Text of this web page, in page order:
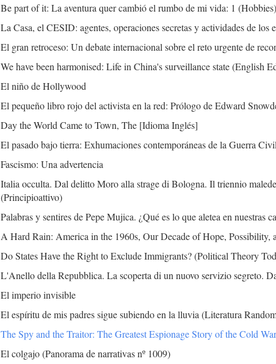
Be part of it: La aventura quer cambió el rumbo de mi vida: 1 (Hobbies)
La Casa, el CESID: agentes, operaciones secretas y actividades de los
El gran retroceso: Un debate internacional sobre el reto urgente de
We have been harmonised: Life in China's surveillance state (English
El niño de Hollywood
El pequeño libro rojo del activista en la red: Prólogo de Edward
Day the World Came to Town, The [Idioma Inglés]
El pasado bajo tierra: Exhumaciones contemporáneas de la Guerra
Fascismo: Una advertencia
Italia occulta. Dal delitto Moro alla strage di Bologna. Il triennio
(Principioattivo)
Palabras y sentires de Pepe Mujica. ¿Qué es lo que aletea en nuestras
A Hard Rain: America in the 1960s, Our Decade of Hope, Possibility,
Do States Have the Right to Exclude Immigrants? (Political Theory
L'Anello della Repubblica. La scoperta di un nuovo servizio segreto.
El imperio invisible
El espíritu de mis padres sigue subiendo en la lluvia (Literatura
The Spy and the Traitor: The Greatest Espionage Story of the Cold War
El colgajo (Panorama de narrativas nº 1009)